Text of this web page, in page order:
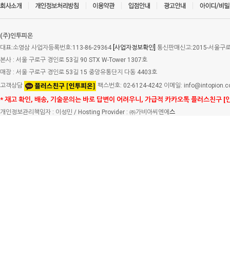
(주)인투피온
대표:소영삼 사업자등록번호:113-86-29364 [사업자정보확인] 통신판매신고:2015-서울구
본사 : 서울 구로구 경인로 53길 90 STX W-Tower 1307호
매장 : 서울 구로구 경인로 53길 15 중앙유통단지 다동 4403호
고객상담
팩스번호: 02-6124-4242 이메일:
* 재고 확인, 배송, 기술문의는 바로 답변이 어려우니, 가급적 카카오톡 플러스친구 [
개인정보관리책임자 : 이성민 / Hosting Provider : ㈜가비아씨엔에 스